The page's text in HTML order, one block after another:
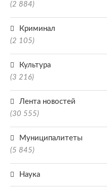
(2 884)
Криминал
(2 105)
Культура
(3 216)
Лента новостей
(30 555)
Муниципалитеты
(5 845)
Наука